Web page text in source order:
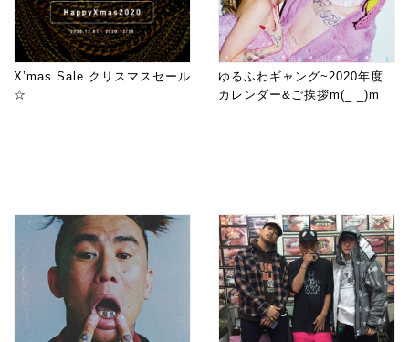
X’mas Sale クリスマスセール
☆
ゆるふわギャング~2020年度
カレンダー&ご挨拶m(_ _)m